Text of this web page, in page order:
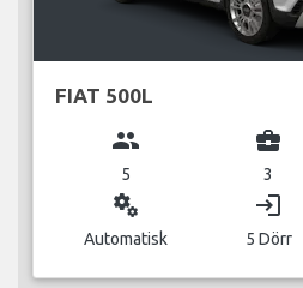
FIAT 500L
group
5
business_center
3
miscellaneous_services
Automatisk
login
5 Dörr